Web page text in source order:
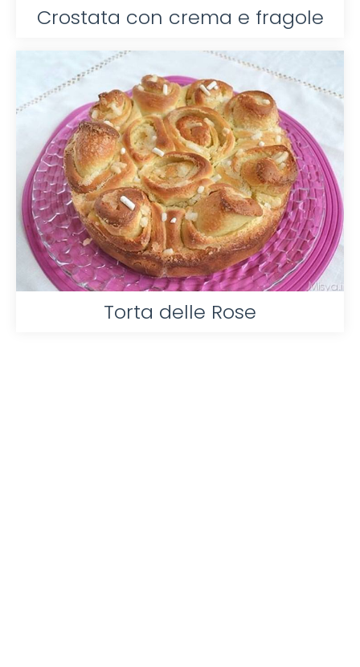
Crostata con crema e fragole
Torta delle Rose